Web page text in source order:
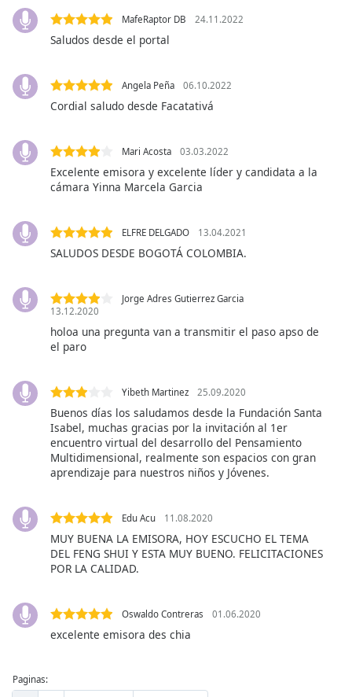
subtitles
settings
dialog
off
selected
Track
This
window.
Beginning
window.
Escape
window.
Opacity
Color
MafeRaptor DB 24.11.2022
Saludos desde el portal
Angela Peña 06.10.2022
Cordial saludo desde Facatativá
Mari Acosta 03.03.2022
Excelente emisora y excelente líder y candidata a la
cámara Yinna Marcela Garcia
ELFRE DELGADO 13.04.2021
SALUDOS DESDE BOGOTÁ COLOMBIA.
Jorge Adres Gutierrez Garcia
13.12.2020
holoa una pregunta van a transmitir el paso apso de
el paro
Yibeth Martinez 25.09.2020
Buenos días los saludamos desde la Fundación Santa
Isabel, muchas gracias por la invitación al 1er
encuentro virtual del desarrollo del Pensamiento
Multidimensional, realmente son espacios con gran
aprendizaje para nuestros niños y Jóvenes.
Edu Acu 11.08.2020
MUY BUENA LA EMISORA, HOY ESCUCHO EL TEMA
DEL FENG SHUI Y ESTA MUY BUENO. FELICITACIONES
POR LA CALIDAD.
Oswaldo Contreras 01.06.2020
excelente emisora des chia
Paginas: